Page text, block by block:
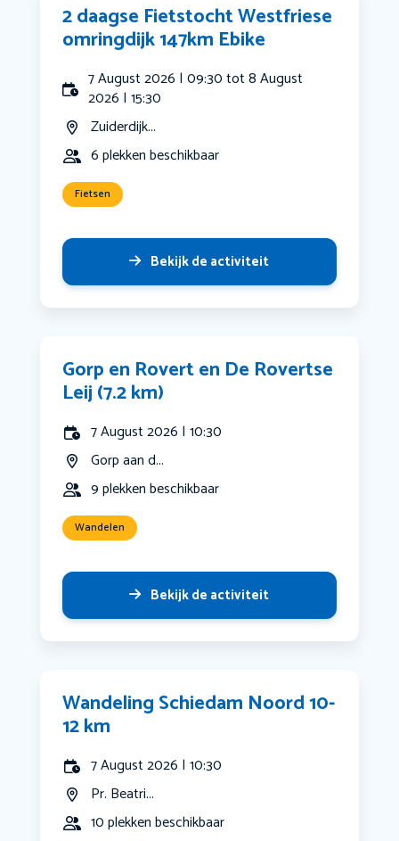
2 daagse Fietstocht Westfriese
omringdijk 147km Ebike
7 August 2026 | 09:30 tot 8 August
2026 | 15:30
Zuiderdijk...
6 plekken beschikbaar
Fietsen
Bekijk de activiteit
Gorp en Rovert en De Rovertse
Leij (7.2 km)
7 August 2026 | 10:30
Gorp aan d...
9 plekken beschikbaar
Wandelen
Bekijk de activiteit
Wandeling Schiedam Noord 10-
12 km
7 August 2026 | 10:30
Pr. Beatri...
10 plekken beschikbaar